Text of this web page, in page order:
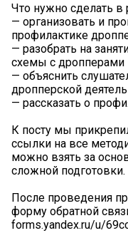
Что нужно сделать в
— организовать и
профилактике
— разобрать на
схемы с дропперами
— объяснить
дропперской
— рассказать о
К посту мы
ссылки на все
можно взять за
сложной подготовки.
После проведения
форму обратной
forms.yandex.ru/u/